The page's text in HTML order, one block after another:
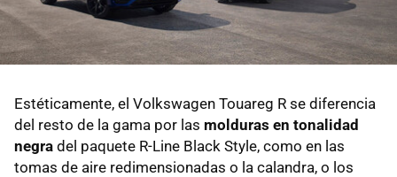
Estéticamente, el Volkswagen Touareg R se diferencia
del resto de la gama por las molduras en tonalidad
negra del paquete R-Line Black Style, como en las
tomas de aire redimensionadas o la calandra, o los